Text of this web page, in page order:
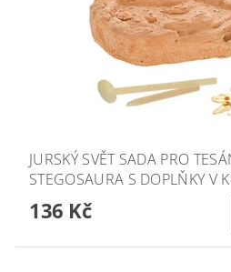
JURSKÝ SVĚT SADA PRO
STEGOSAURA S DOPLŇKY V
136 Kč